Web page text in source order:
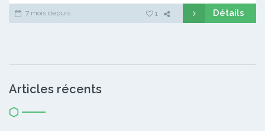
7 mois depuis 1 Détails
Articles récents